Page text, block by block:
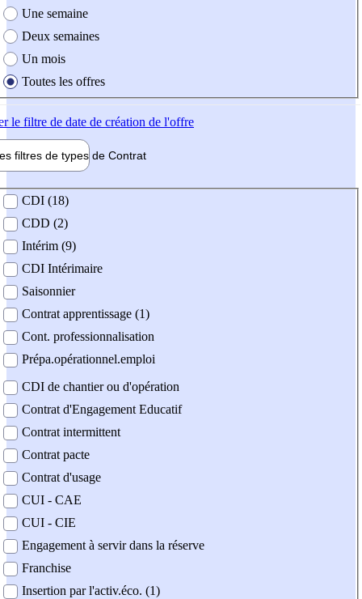
Une semaine
Deux semaines
Un mois
Toutes les offres
le filtre de date de création de l'offre
filtres de types de Contrat
contrat
CDI (18)
CDD (2)
Intérim (9)
CDI Intérimaire
Saisonnier
Contrat apprentissage (1)
Cont. professionnalisation
Prépa.opérationnel.emploi
CDI de chantier ou d'opération
Contrat d'Engagement Educatif
Contrat intermittent
Contrat pacte
Contrat d'usage
CUI - CAE
CUI - CIE
Engagement à servir dans la réserve
Franchise
Insertion par l'activ.éco. (1)